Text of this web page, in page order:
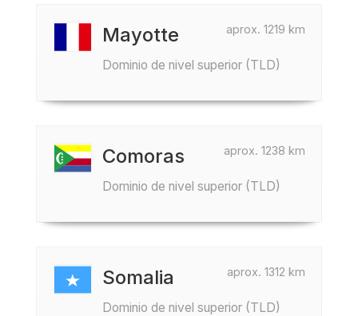
aprox. 1219 km
Mayotte
Dominio de nivel superior (TLD)
aprox. 1238 km
Comoras
Dominio de nivel superior (TLD)
aprox. 1312 km
Somalia
Dominio de nivel superior (TLD)